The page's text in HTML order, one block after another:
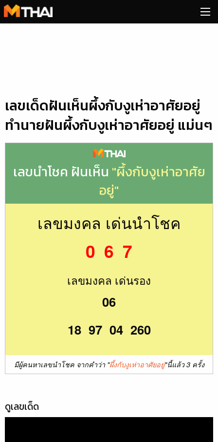
Skip
to
เลขเด็ดฝันเห็นผึ้งกับงูเห่าอาศัยอยู่
ทำนายฝันผึ้งกับงูเห่าอาศัยอยู่ แม่นๆ
เลขนำโชค ฝันเห็น "ผึ้งกับงูเห่าอาศัย
อยู่"
เลขมงคล เด่นนำโชค
0 6 7
เลขมงคล เด่นรอง
06
18 97 04 260
มีผู้คนหาเลขนำโชค จากคำว่า "ผึ้งกับงูเห่าอาศัยอยู่"นี้แล้ว 3 ครั้ง
ดูเลขเด็ด